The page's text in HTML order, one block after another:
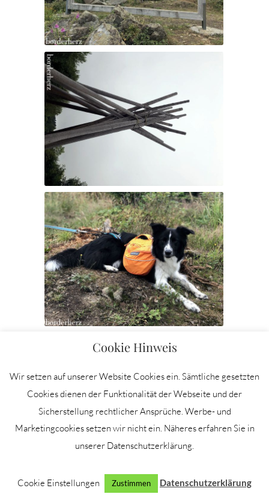
Cookie Hinweis
Wir setzen auf unserer Website Cookies ein. Sämtliche gesetzten
Cookies dienen der Funktionalität der Webseite und der
Sicherstellung rechtlicher Ansprüche. Werbe- und
Marketingcookies setzen wir nicht ein. Näheres erfahren Sie in
unserer Datenschutzerklärung.
Cookie Einstellungen Zustimmen Datenschutzerklärung